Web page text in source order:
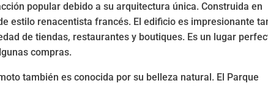
popular debido a su arquitectura única. Construida en
estilo renacentista francés. El edificio es impresionante
de tiendas, restaurantes y boutiques. Es un lugar
compras.
también es conocida por su belleza natural. El Parque